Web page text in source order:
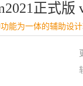
正式
能为一体的辅助设